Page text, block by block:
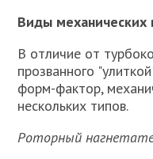
Виды механических
В отличие от
прозванного
форм-фактор,
нескольких типов.
Роторный